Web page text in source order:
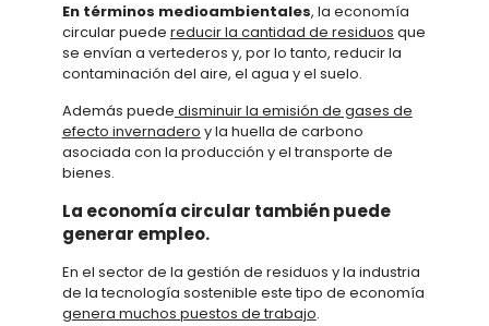
En términos medioambientales, la economía
circular puede reducir la cantidad de residuos que
se envían a vertederos y, por lo tanto, reducir la
contaminación del aire, el agua y el suelo.
Además puede disminuir la emisión de gases de
efecto invernadero y la huella de carbono
asociada con la producción y el transporte de
bienes.
La economía circular también puede
generar empleo.
En el sector de la gestión de residuos y la industria
de la tecnología sostenible este tipo de economía
genera muchos puestos de trabajo.